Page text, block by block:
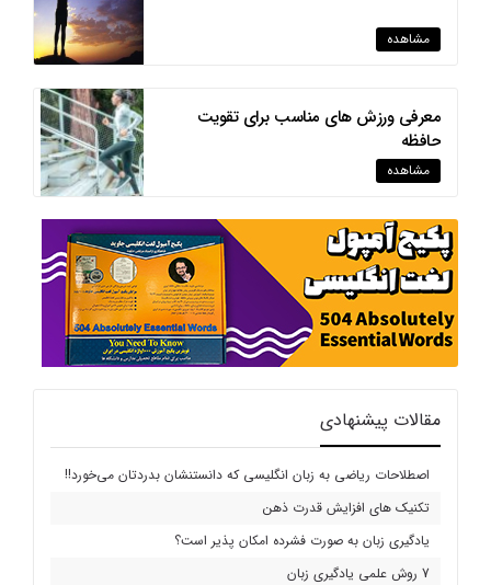
مشاهده
معرفی ورزش های مناسب برای تقویت
حافظه
مشاهده
مقالات پیشنهادی
اصطلاحات ریاضی به زبان انگلیسی که دانستنشان بدردتان می‌خورد!!
تکنیک های افزایش قدرت ذهن
یادگیری زبان به صورت فشرده امکان پذیر است؟
7 روش علمی یادگیری زبان